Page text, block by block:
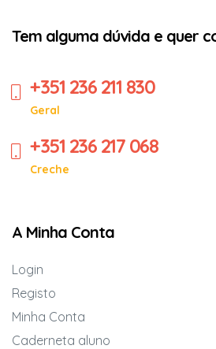
Tem alguma dúvida e quer
+351 236 211 830
Geral
+351 236 217 068
Creche
A Minha Conta
Login
Registo
Minha Conta
Caderneta aluno